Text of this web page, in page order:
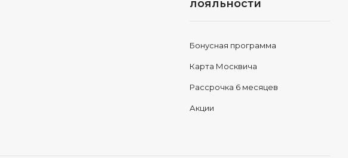
лояльности
Бонусная программа
Карта Москвича
Рассрочка 6 месяцев
Акции